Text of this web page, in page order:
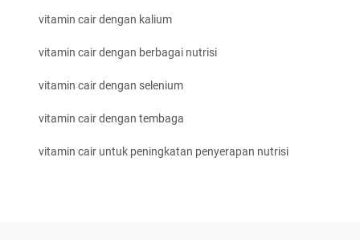
vitamin cair dengan kalium
vitamin cair dengan berbagai nutrisi
vitamin cair dengan selenium
vitamin cair dengan tembaga
vitamin cair untuk peningkatan penyerapan nutrisi